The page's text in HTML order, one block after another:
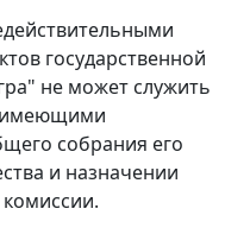
государственной
не может служить
имеющими
собрания его
и назначении